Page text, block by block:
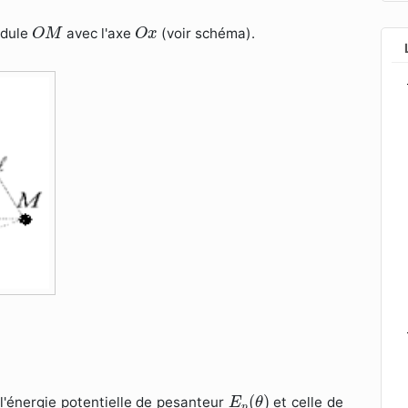
OM
OM avec l'axe Ox
Ox (voir schéma).
potentielle de pesanteur E (θ)
Ep (θ) et celle de